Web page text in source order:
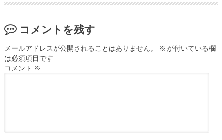
コメントを残す
メールアドレスが公開されることはありません。 ※ が付いている欄
は必須項目です
コメント ※